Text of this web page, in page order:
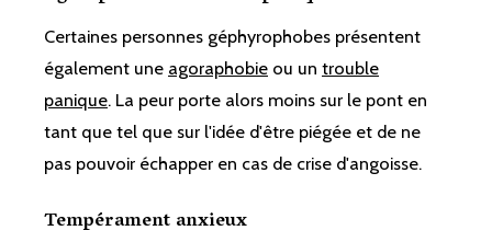
Certaines personnes géphyrophobes présentent
également une agoraphobie ou un trouble
panique. La peur porte alors moins sur le pont en
tant que tel que sur l'idée d'être piégée et de ne
pas pouvoir échapper en cas de crise d'angoisse.
Tempérament anxieux